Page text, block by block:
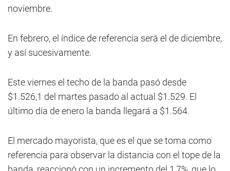
noviembre.
En febrero, el índice de referencia será el de diciembre,
y así sucesivamente.
Este viernes el techo de la banda pasó desde
$1.526,1 del martes pasado al actual $1.529. El
último día de enero la banda llegará a $1.564.
El mercado mayorista, que es el que se toma como
referencia para observar la distancia con el tope de la